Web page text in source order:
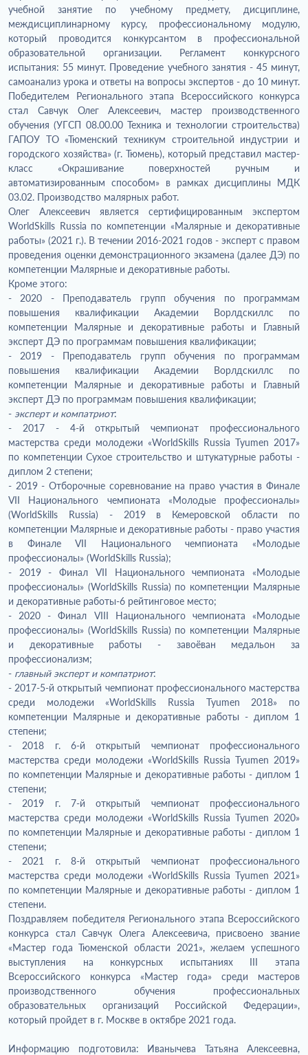
учебной занятие по учебному предмету, дисциплине,
междисциплинарному курсу, профессиональному модулю,
который проводится конкурсантом в профессиональной
образовательной организации. Регламент конкурсного
испытания: 55 минут. Проведение учебного занятия - 45 минут,
самоанализ урока и ответы на вопросы экспертов - до 10 минут.
Победителем Регионального этапа Всероссийского конкурса
стал Савчук Олег Алексеевич, мастер производственного
обучения (УГСП 08.00.00 Техника и технологии строительства)
ГАПОУ ТО «Тюменский техникум строительной индустрии и
городского хозяйства» (г. Тюмень), который представил мастер-
класс «Окрашивание поверхностей ручным и
автоматизированным способом» в рамках дисциплины МДК
03.02. Производство малярных работ.
Олег Алексеевич является сертифицированным экспертом
WorldSkills Russia по компетенции «Малярные и декоративные
работы» (2021 г.). В течении 2016-2021 годов - эксперт с правом
проведения оценки демонстрационного экзамена (далее ДЭ) по
компетенции Малярные и декоративные работы.
Кроме этого:
- 2020 - Преподаватель групп обучения по программам
повышения квалификации Академии Ворлдскиллс по
компетенции Малярные и декоративные работы и Главный
эксперт ДЭ по программам повышения квалификации;
- 2019 - Преподаватель групп обучения по программам
повышения квалификации Академии Ворлдскиллс по
компетенции Малярные и декоративные работы и Главный
эксперт ДЭ по программам повышения квалификации;
- эксперт и компатриот:
- 2017 - 4-й открытый чемпионат профессионального
мастерства среди молодежи «WorldSkills Russia Tyumen 2017»
по компетенции Сухое строительство и штукатурные работы -
диплом 2 степени;
- 2019 - Отборочные соревнование на право участия в Финале
VII Национального чемпионата «Молодые профессионалы»
(WorldSkills Russia) - 2019 в Кемеровской области по
компетенции Малярные и декоративные работы - право участия
в Финале VII Национального чемпионата «Молодые
профессионалы» (WorldSkills Russia);
- 2019 - Финал VII Национального чемпионата «Молодые
профессионалы» (WorldSkills Russia) по компетенции Малярные
и декоративные работы-6 рейтинговое место;
- 2020 - Финал VIII Национального чемпионата «Молодые
профессионалы» (WorldSkills Russia) по компетенции Малярные
и декоративные работы - завоёван медальон за
профессионализм;
- главный эксперт и компатриот:
- 2017-5-й открытый чемпионат профессионального мастерства
среди молодежи «WorldSkills Russia Tyumen 2018» по
компетенции Малярные и декоративные работы - диплом 1
степени;
- 2018 г. 6-й открытый чемпионат профессионального
мастерства среди молодежи «WorldSkills Russia Tyumen 2019»
по компетенции Малярные и декоративные работы - диплом 1
степени;
- 2019 г. 7-й открытый чемпионат профессионального
мастерства среди молодежи «WorldSkills Russia Tyumen 2020»
по компетенции Малярные и декоративные работы - диплом 1
степени;
- 2021 г. 8-й открытый чемпионат профессионального
мастерства среди молодежи «WorldSkills Russia Tyumen 2021»
по компетенции Малярные и декоративные работы - диплом 1
степени.
Поздравляем победителя Регионального этапа Всероссийского
конкурса стал Савчук Олега Алексеевича, присвоено звание
«Мастер года Тюменской области 2021», желаем успешного
выступления на конкурсных испытаниях III этапа
Всероссийского конкурса «Мастер года» среди мастеров
производственного обучения профессиональных
образовательных организаций Российской Федерации»,
который пройдет в г. Москве в октябре 2021 года.
Информацию подготовила: Иванычева Татьяна Алексеевна,